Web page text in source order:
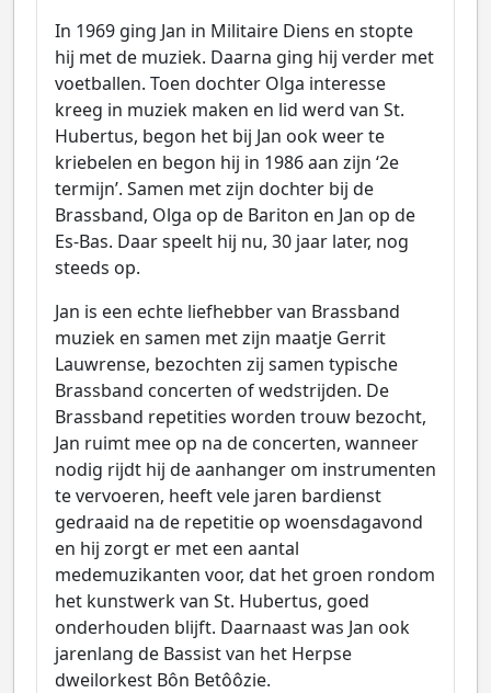
In 1969 ging Jan in Militaire Diens en stopte
hij met de muziek. Daarna ging hij verder met
voetballen. Toen dochter Olga interesse
kreeg in muziek maken en lid werd van St.
Hubertus, begon het bij Jan ook weer te
kriebelen en begon hij in 1986 aan zijn ‘2e
termijn’. Samen met zijn dochter bij de
Brassband, Olga op de Bariton en Jan op de
Es-Bas. Daar speelt hij nu, 30 jaar later, nog
steeds op.
Jan is een echte liefhebber van Brassband
muziek en samen met zijn maatje Gerrit
Lauwrense, bezochten zij samen typische
Brassband concerten of wedstrijden. De
Brassband repetities worden trouw bezocht,
Jan ruimt mee op na de concerten, wanneer
nodig rijdt hij de aanhanger om instrumenten
te vervoeren, heeft vele jaren bardienst
gedraaid na de repetitie op woensdagavond
en hij zorgt er met een aantal
medemuzikanten voor, dat het groen rondom
het kunstwerk van St. Hubertus, goed
onderhouden blijft. Daarnaast was Jan ook
jarenlang de Bassist van het Herpse
dweilorkest Bôn Betôôzie.